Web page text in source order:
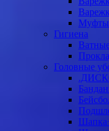
Муфты
Гигиена
Головные